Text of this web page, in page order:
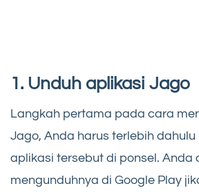
1. Unduh aplikasi Jago
Langkah pertama pada cara
Jago, Anda harus terlebih
aplikasi tersebut di ponsel. Anda
mengunduhnya di Google Play